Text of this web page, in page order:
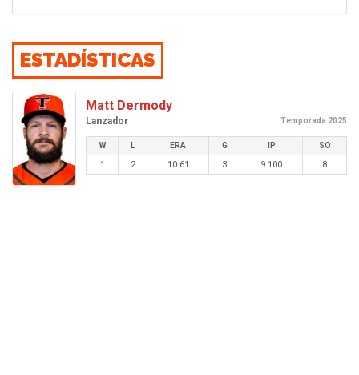
ESTADÍSTICAS
Matt Dermody
Lanzador Temporada 2025
W L ERA G IP SO
1 2 10.61 3 9.100 8